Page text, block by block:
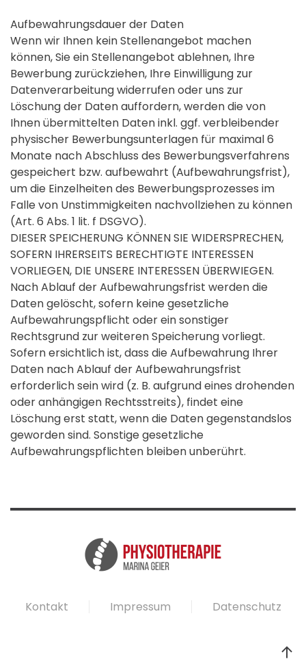
Aufbewahrungsdauer der Daten
Wenn wir Ihnen kein Stellenangebot machen
können, Sie ein Stellenangebot ablehnen, Ihre
Bewerbung zurückziehen, Ihre Einwilligung zur
Datenverarbeitung widerrufen oder uns zur
Löschung der Daten auffordern, werden die von
Ihnen übermittelten Daten inkl. ggf. verbleibender
physischer Bewerbungsunterlagen für maximal 6
Monate nach Abschluss des Bewerbungsverfahrens
gespeichert bzw. aufbewahrt (Aufbewahrungsfrist),
um die Einzelheiten des Bewerbungsprozesses im
Falle von Unstimmigkeiten nachvollziehen zu können
(Art. 6 Abs. 1 lit. f DSGVO).
DIESER SPEICHERUNG KÖNNEN SIE WIDERSPRECHEN,
SOFERN IHRERSEITS BERECHTIGTE INTERESSEN
VORLIEGEN, DIE UNSERE INTERESSEN ÜBERWIEGEN.
Nach Ablauf der Aufbewahrungsfrist werden die
Daten gelöscht, sofern keine gesetzliche
Aufbewahrungspflicht oder ein sonstiger
Rechtsgrund zur weiteren Speicherung vorliegt.
Sofern ersichtlich ist, dass die Aufbewahrung Ihrer
Daten nach Ablauf der Aufbewahrungsfrist
erforderlich sein wird (z. B. aufgrund eines drohenden
oder anhängigen Rechtsstreits), findet eine
Löschung erst statt, wenn die Daten gegenstandslos
geworden sind. Sonstige gesetzliche
Aufbewahrungspflichten bleiben unberührt.
Kontakt Impressum Datenschutz